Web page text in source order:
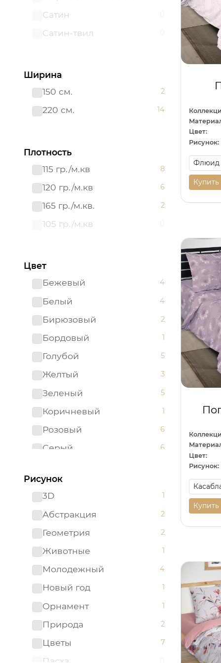
Сатин-твил 220 см 0
Сатин 0
Сатин-твил 0
Ширина
150 см.
2
220 см. 14
Плотность
115 гр./м.кв
8
120 гр./м.кв 6
165 гр./м.кв. 2
105 гр./м.кв 0
Цвет
Бежевый
4
Белый 4
Бирюзовый 2
Бордовый 1
Голубой 5
Желтый 3
Зеленый 5
Коричневый 1
Розовый 6
Серый 6
Фиолетовый
Черный
Белоземельный
Вишневый
Графит
Джинса
Золотистый
Золотой
Изумрудный
Капучино
Рисунок
3D
1
Абстракция 2
Геометрия 2
Животные 1
Молодежный 4
Новый год 1
Орнамент 1
Природа 2
Цветы 7
Пасха 0
Цвет:
Рисунок:
Купить
Цвет:
Рисунок:
Купить